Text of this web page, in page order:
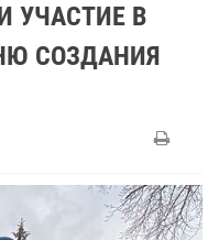
УЧАСТИЕ В
СОЗДАНИЯ